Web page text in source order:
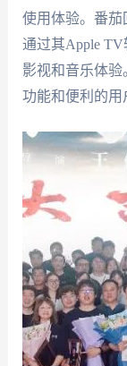
使用体验。番
通过其Apple
影视和音乐体
功能和便利的用